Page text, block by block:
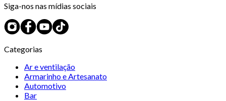
Siga-nos nas mídias sociais
Categorias
Ar e ventilação
Armarinho e Artesanato
Automotivo
Bar